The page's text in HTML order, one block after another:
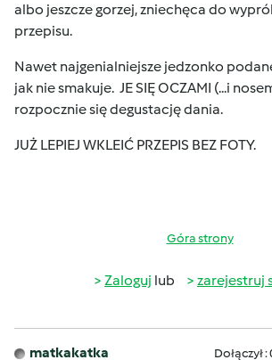
albo jeszcze gorzej, zniechęca do
przepisu.
Nawet najgenialniejsze jedzonko
jak nie smakuje. JE SIĘ OCZAMI (...i
rozpocznie się degustację dania.
JUŻ LEPIEJ WKLEIĆ PRZEPIS BEZ FOTY.
Góra strony
Zaloguj lub zarejestruj
matkakatka Dołączył